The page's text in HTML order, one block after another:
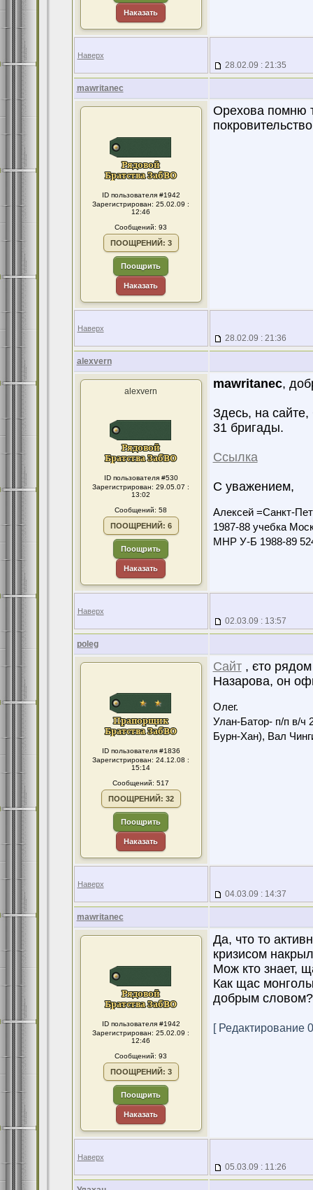
Наказать
Наверх
28.02.09 : 21:35
mawritanec
ID пользователя #1942
Зарегистрирован: 25.02.09 :
12:46
Сообщений: 93
ПООЩРЕНИЙ: 3
Поощрить
Наказать
Орехова помню
Наверх
28.02.09 : 21:36
alexvern
alexvern
ID пользователя #530
Зарегистрирован: 29.05.07 :
13:02
Сообщений: 58
ПООЩРЕНИЙ: 6
Поощрить
Наказать
mawritanec,
Здесь, на
31 бригады.
Ссылка
С уважением,
Алексей =Санкт-
1987-88 учебка
МНР У-Б 1988-89
Наверх
02.03.09 : 13:57
poleg
ID пользователя #1836
Зарегистрирован: 24.12.08 :
15:14
Сообщений: 517
ПООЩРЕНИЙ: 32
Поощрить
Наказать
Сайт, єто рядом
Назарова, он
Олег.
Улан-Батор- п/п в/ч
Бурн-Хан), Вал
Наверх
04.03.09 : 14:37
mawritanec
ID пользователя #1942
Зарегистрирован: 25.02.09 :
12:46
Сообщений: 93
ПООЩРЕНИЙ: 3
Поощрить
Наказать
Да, что то
кризисом
Мож кто знает,
Как щас
добрым
[ Редактирование
Наверх
05.03.09 : 11:26